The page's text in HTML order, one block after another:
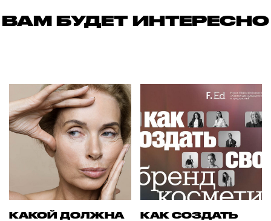
ВАМ БУДЕТ ИНТЕРЕСНО
КАКОЙ ДОЛЖНА
КАК СОЗДАТЬ